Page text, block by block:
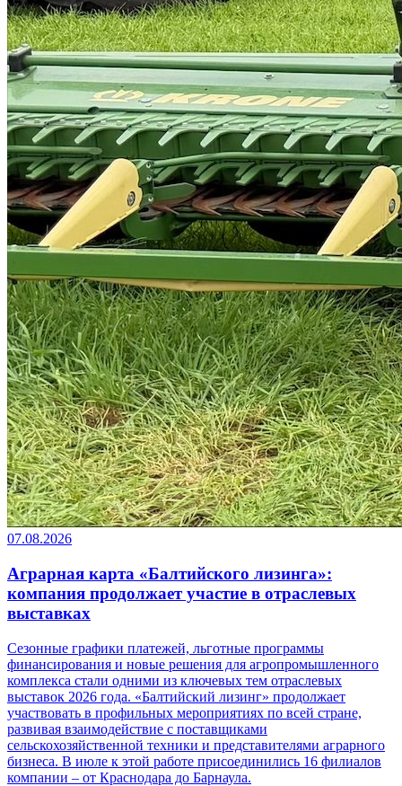
07.08.2026
Аграрная карта «Балтийского лизинга»:
компания продолжает участие в отраслевых
выставках
Сезонные графики платежей, льготные программы
финансирования и новые решения для агропромышленного
комплекса стали одними из ключевых тем отраслевых
выставок 2026 года. «Балтийский лизинг» продолжает
участвовать в профильных мероприятиях по всей стране,
развивая взаимодействие с поставщиками
сельскохозяйственной техники и представителями аграрного
бизнеса. В июле к этой работе присоединились 16 филиалов
компании – от Краснодара до Барнаула.